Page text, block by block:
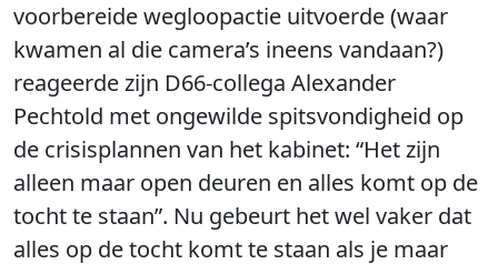
voorbereide wegloopactie uitvoerde (waar
kwamen al die camera’s ineens vandaan?)
reageerde zijn D66-collega Alexander
Pechtold met ongewilde spitsvondigheid op
de crisisplannen van het kabinet: “Het zijn
alleen maar open deuren en alles komt op de
tocht te staan”. Nu gebeurt het wel vaker dat
alles op de tocht komt te staan als je maar